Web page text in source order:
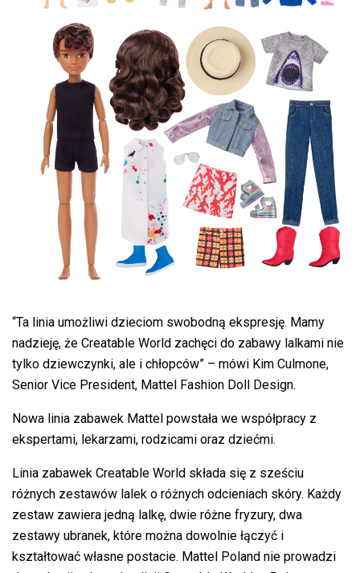
“Ta linia umożliwi dzieciom swobodną ekspresję. Mamy
nadzieję, że Creatable World zachęci do zabawy lalkami nie
tylko dziewczynki, ale i chłopców” – mówi Kim Culmone,
Senior Vice President, Mattel Fashion Doll Design.
Nowa linia zabawek Mattel powstała we współpracy z
ekspertami, lekarzami, rodzicami oraz dziećmi.
Linia zabawek Creatable World składa się z sześciu
różnych zestawów lalek o różnych odcieniach skóry. Każdy
zestaw zawiera jedną lalkę, dwie różne fryzury, dwa
zestawy ubranek, które można dowolnie łączyć i
kształtować własne postacie. Mattel Poland nie prowadzi